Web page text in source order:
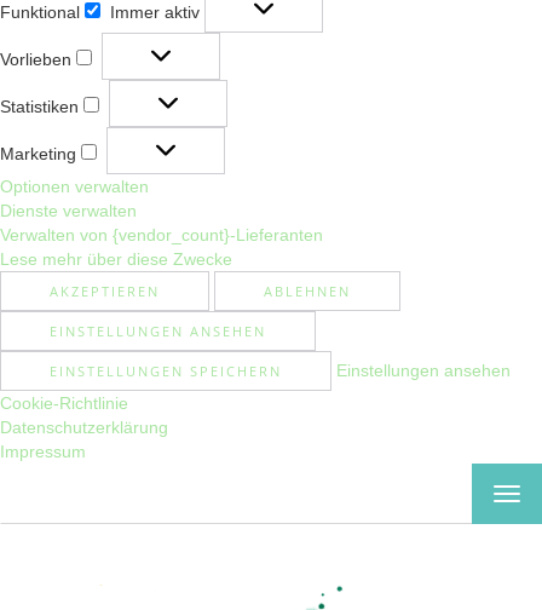
Funktional
Funktional
Immer aktiv
Vorlieben
Vorlieben
Statistiken
Statistiken
Marketing
Marketing
Optionen verwalten
Dienste verwalten
Verwalten von {vendor_count}-Lieferanten
Lese mehr über diese Zwecke
AKZEPTIEREN ABLEHNEN
EINSTELLUNGEN ANSEHEN
EINSTELLUNGEN SPEICHERN
Einstellungen ansehen
Cookie-Richtlinie
Datenschutzerklärung
Impressum